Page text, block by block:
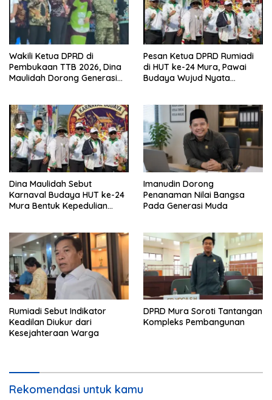
Wakili Ketua DPRD di
Pembukaan TTB 2026, Dina
Maulidah Dorong Generasi
Pesan Ketua DPRD Rumiadi
di HUT ke-24 Mura, Pawai
Budaya Wujud Nyata
Dina Maulidah Sebut
Karnaval Budaya HUT ke-24
Mura Bentuk Kepedulian
Imanudin Dorong
Penanaman Nilai Bangsa
Pada Generasi Muda
Rumiadi Sebut Indikator
Keadilan Diukur dari
Kesejahteraan Warga
DPRD Mura Soroti Tantangan
Kompleks Pembangunan
Rekomendasi untuk kamu